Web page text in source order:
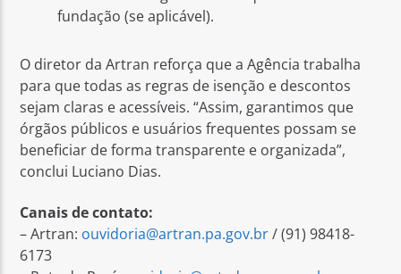
fundação (se aplicável).
O diretor da Artran reforça que a Agência trabalha
para que todas as regras de isenção e descontos
sejam claras e acessíveis. “Assim, garantimos que
órgãos públicos e usuários frequentes possam se
beneficiar de forma transparente e organizada”,
conclui Luciano Dias.
Canais de contato:
– Artran: ouvidoria@artran.pa.gov.br/ (91) 98418-
6173